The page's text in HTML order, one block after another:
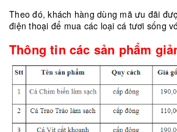
Theo đó, khách hàng dùng mã ưu đãi
điện thoại để mua các loại cá tươi sống
Thông tin các sản phẩm